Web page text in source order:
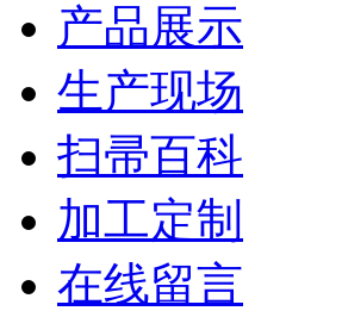
产品展示
生产现场
扫帚百科
加工定制
在线留言